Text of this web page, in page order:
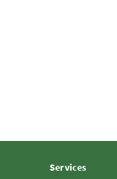
Services